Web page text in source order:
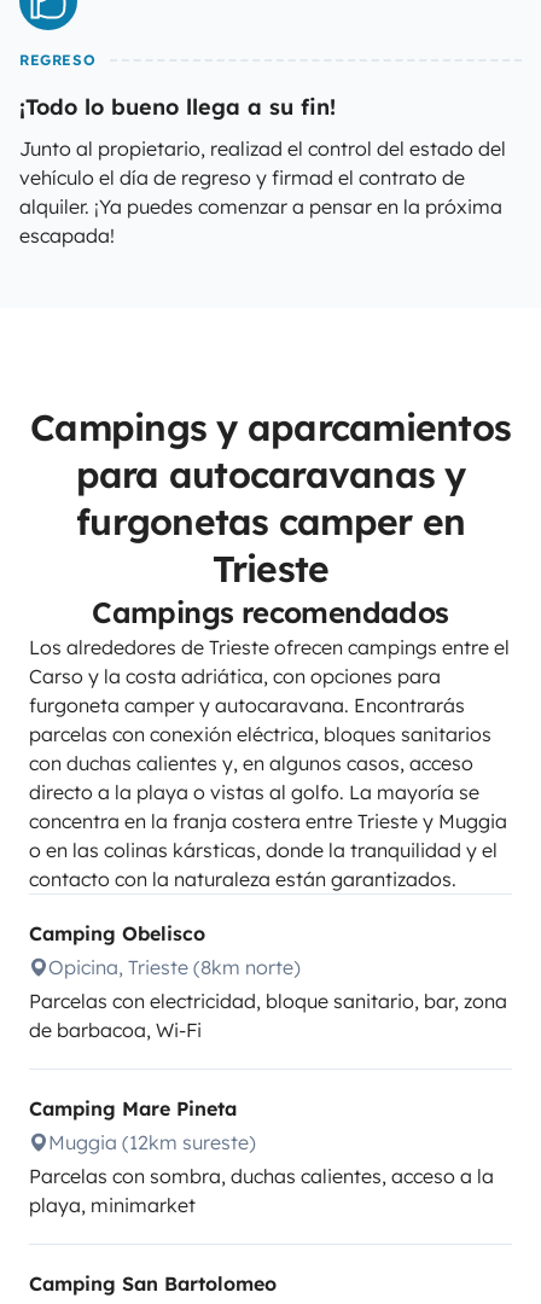
REGRESO
¡Todo lo bueno llega a su fin!
Junto al propietario, realizad el control del estado del
vehículo el día de regreso y firmad el contrato de
alquiler. ¡Ya puedes comenzar a pensar en la próxima
escapada!
Campings y aparcamientos
para autocaravanas y
furgonetas camper en
Trieste
Campings recomendados
Los alrededores de Trieste ofrecen campings entre el
Carso y la costa adriática, con opciones para
furgoneta camper y autocaravana. Encontrarás
parcelas con conexión eléctrica, bloques sanitarios
con duchas calientes y, en algunos casos, acceso
directo a la playa o vistas al golfo. La mayoría se
concentra en la franja costera entre Trieste y Muggia
o en las colinas kársticas, donde la tranquilidad y el
contacto con la naturaleza están garantizados.
Camping Obelisco
Opicina, Trieste (8km norte)
Parcelas con electricidad, bloque sanitario, bar, zona
de barbacoa, Wi-Fi
Camping Mare Pineta
Muggia (12km sureste)
Parcelas con sombra, duchas calientes, acceso a la
playa, minimarket
Camping San Bartolomeo